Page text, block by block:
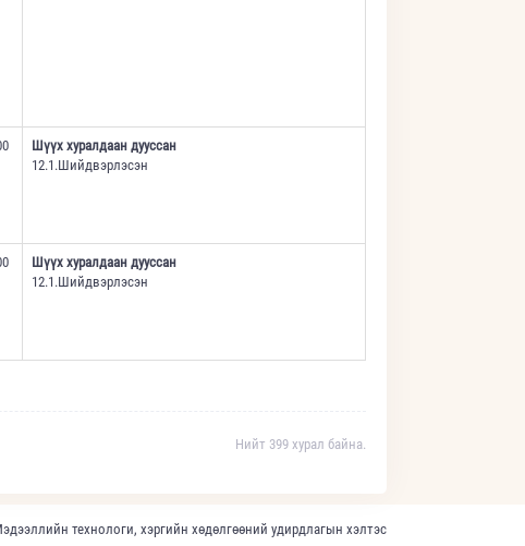
Шүүх хуралдаан дууссан
12.1.Шийдвэрлэсэн
Шүүх хуралдаан дууссан
12.1.Шийдвэрлэсэн
Нийт 399 хурал байна.
технологи, хэргийн хөдөлгөөний удирдлагын хэлтэс